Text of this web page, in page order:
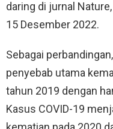
daring di jurnal
15 Desember 2022.
Sebagai
penyebab utama
tahun 2019 dengan
Kasus COVID-19